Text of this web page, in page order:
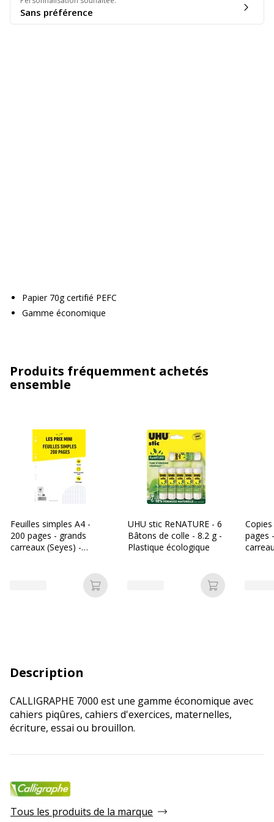
Sans préférence
Papier 70g certifié PEFC
Gamme économique
Produits fréquemment achetés
ensemble
Feuilles simples A4 -
200 pages - grands
carreaux (Seyes) -
Ajouter au panier
UHU stic ReNATURE - 6
Bâtons de colle - 8.2 g -
Plastique écologique
Ajouter au
pages
Description
CALLIGRAPHE 7000 est une gamme économique avec
cahiers piqûres, cahiers d'exercices, maternelles,
écriture, essai ou brouillon.
Tous les produits de la marque